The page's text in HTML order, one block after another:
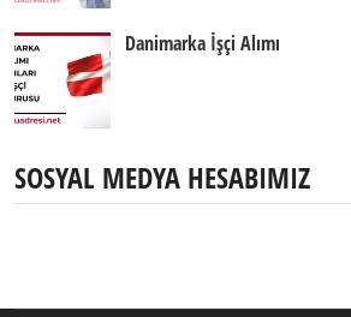
Danimarka İşçi Alımı
SOSYAL MEDYA HESABIMIZ